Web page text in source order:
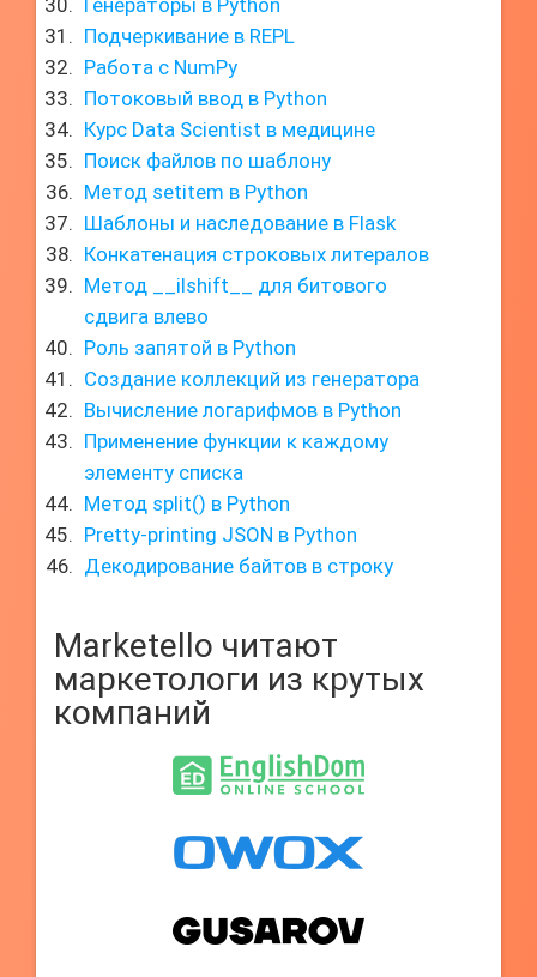
Генераторы в Python
Подчеркивание в REPL
Работа с NumPy
Потоковый ввод в Python
Курс Data Scientist в медицине
Поиск файлов по шаблону
Метод setitem в Python
Шаблоны и наследование в Flask
Конкатенация строковых литералов
Метод __ilshift__ для битового
сдвига влево
Роль запятой в Python
Создание коллекций из генератора
Вычисление логарифмов в Python
Применение функции к каждому
элементу списка
Метод split() в Python
Pretty-printing JSON в Python
Декодирование байтов в строку
Marketello читают
маркетологи из крутых
компаний